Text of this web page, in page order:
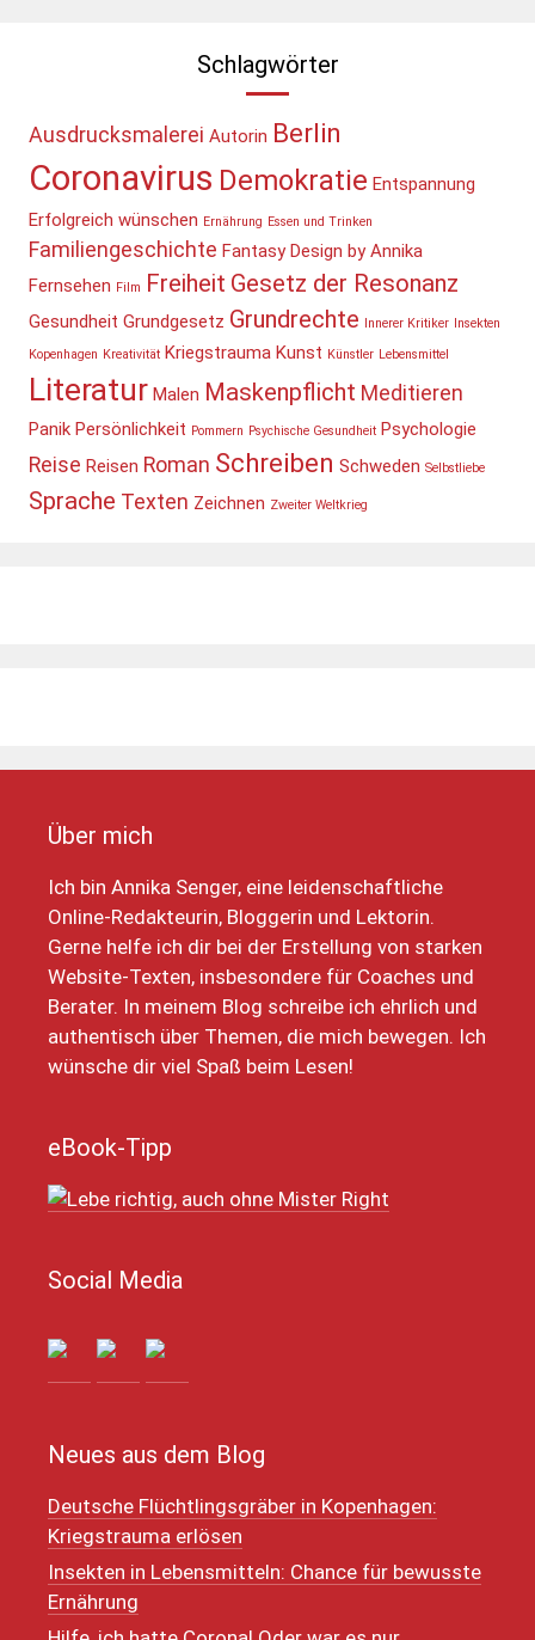
Schlagwörter
Ausdrucksmalerei Autorin Berlin
Coronavirus Demokratie Entspannung
Erfolgreich wünschen Ernährung Essen und Trinken
Familiengeschichte Fantasy Design by Annika
Fernsehen Film Freiheit Gesetz der Resonanz
Gesundheit Grundgesetz Grundrechte Innerer Kritiker Insekten
Kopenhagen Kreativität Kriegstrauma Kunst Künstler Lebensmittel
Literatur Malen Maskenpflicht Meditieren
Panik Persönlichkeit Pommern Psychische Gesundheit Psychologie
Reise Reisen Roman Schreiben Schweden Selbstliebe
Sprache Texten Zeichnen Zweiter Weltkrieg
Über mich
Ich bin Annika Senger, eine leidenschaftliche
Online-Redakteurin, Bloggerin und Lektorin.
Gerne helfe ich dir bei der Erstellung von starken
Website-Texten, insbesondere für Coaches und
Berater. In meinem Blog schreibe ich ehrlich und
authentisch über Themen, die mich bewegen. Ich
wünsche dir viel Spaß beim Lesen!
eBook-Tipp
Social Media
Neues aus dem Blog
Deutsche Flüchtlingsgräber in Kopenhagen:
Kriegstrauma erlösen
Insekten in Lebensmitteln: Chance für bewusste
Ernährung